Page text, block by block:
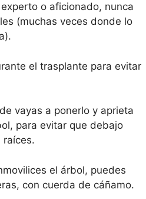
o aficionado, nunca
(muchas veces donde lo
el trasplante para evitar
vayas a ponerlo y aprieta
para evitar que debajo
raíces.
el árbol, puedes
con cuerda de cáñamo.